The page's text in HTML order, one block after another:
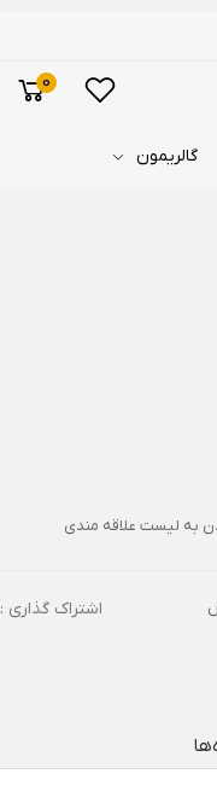
0
گالریمون
به لیست علاقه مندی
اشتراک گذاری :